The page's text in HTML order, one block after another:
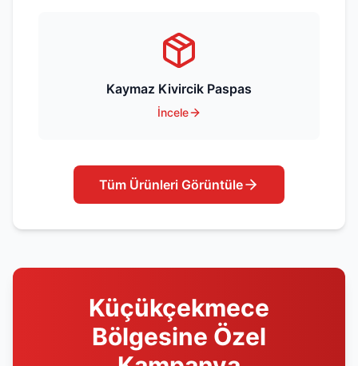
Kaymaz Kivircik Paspas
İncele
Tüm Ürünleri Görüntüle
Küçükçekmece
Bölgesine Özel